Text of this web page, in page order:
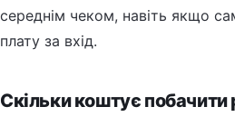
середнім чеком, навіть якщо
плату за вхід.
Скільки коштує